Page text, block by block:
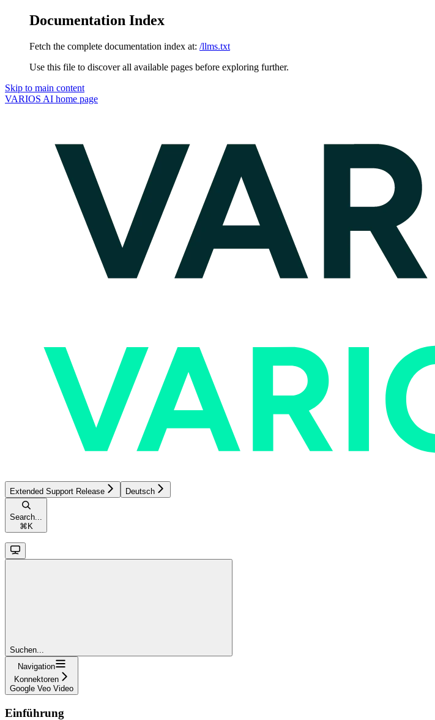
Documentation Index
Fetch the complete documentation index at: /llms.txt
Use this file to discover all available pages before exploring further.
Skip to main content
VARIOS AI home page
Extended Support Release Deutsch
Search...
⌘ K
Suchen...
Navigation
Konnektoren
Google Veo Video
Einführung